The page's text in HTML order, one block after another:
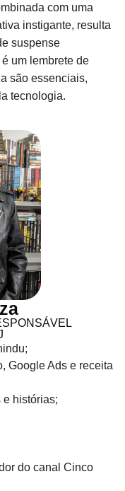
com uma
instigante, resulta
suspense
é um lembrete de
são essenciais,
tecnologia.
Google Ads e receita
histórias;
do canal Cinco